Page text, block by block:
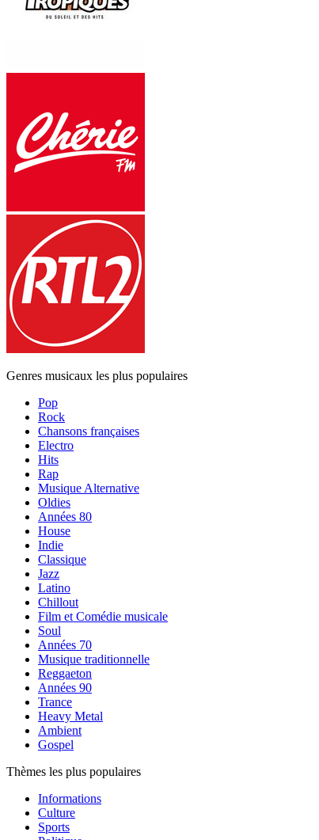
Genres musicaux les plus populaires
Pop
Rock
Chansons françaises
Electro
Hits
Rap
Musique Alternative
Oldies
Années 80
House
Indie
Classique
Jazz
Latino
Chillout
Film et Comédie musicale
Soul
Années 70
Musique traditionnelle
Reggaeton
Années 90
Trance
Heavy Metal
Ambient
Gospel
Thèmes les plus populaires
Informations
Culture
Sports